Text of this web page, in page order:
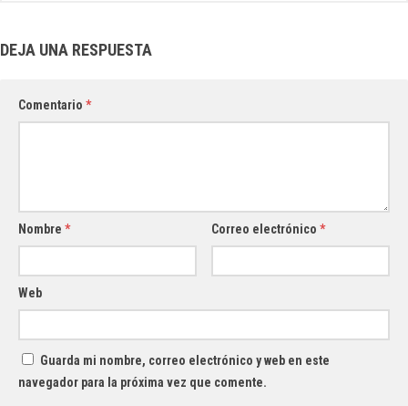
DEJA UNA RESPUESTA
Comentario *
Nombre * Correo electrónico*
Web
Guarda mi nombre, correo electrónico y web en este
navegador para la próxima vez que comente.